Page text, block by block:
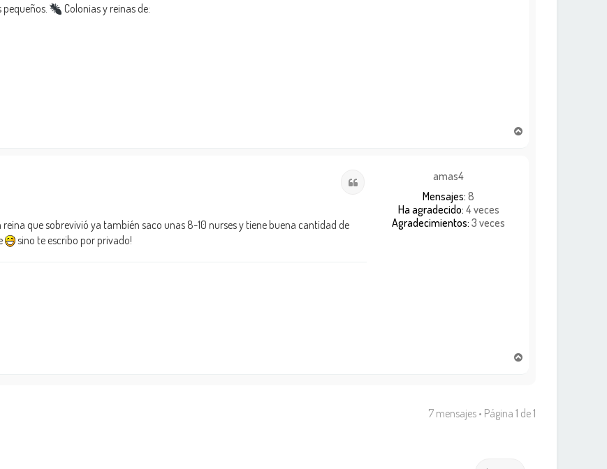
Colonias y reinas de:
amas4
Mensajes: 8
Ha agradecido: 4 veces
Agradecimientos: 3 veces
que sobrevivió ya también saco unas 8-10 nurses y tiene buena cantidad de
sino te escribo por privado!
b
7 mensajes • Página 1 de1